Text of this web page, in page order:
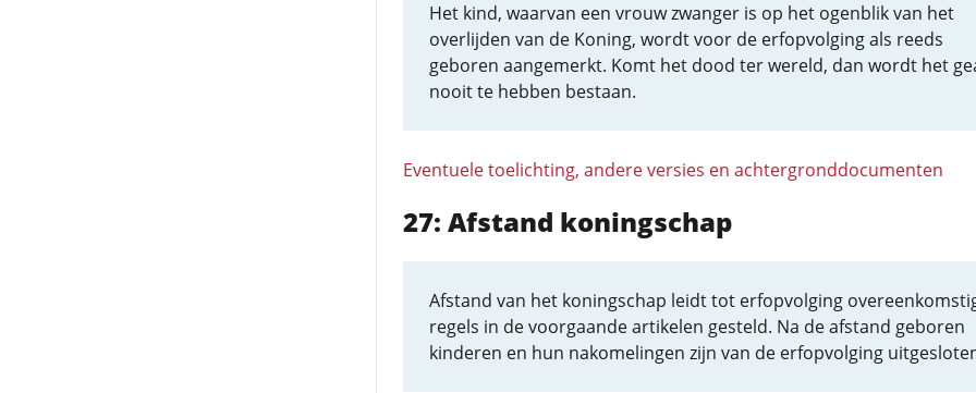
Het kind, waarvan een vrouw zwanger is op het ogenblik van het
overlijden van de Koning, wordt voor de erfopvolging als reeds
geboren aangemerkt. Komt het dood ter wereld, dan wordt het
nooit te hebben bestaan.
Eventuele toelichting, andere versies en achtergronddocumenten
27: Afstand koningschap
Afstand van het koningschap leidt tot erfopvolging
regels in de voorgaande artikelen gesteld. Na de afstand geboren
kinderen en hun nakomelingen zijn van de erfopvolging